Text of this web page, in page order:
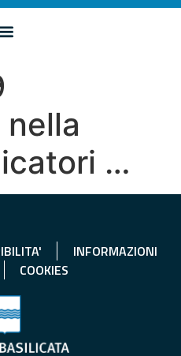
nella
…
INFORMAZIONI
COOKIES